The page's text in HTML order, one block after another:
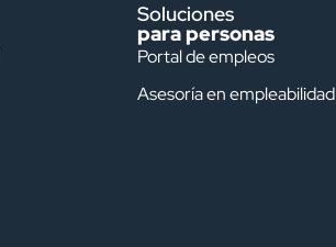
Soluciones
para personas
Portal de empleos
Asesoría en empleabilidad